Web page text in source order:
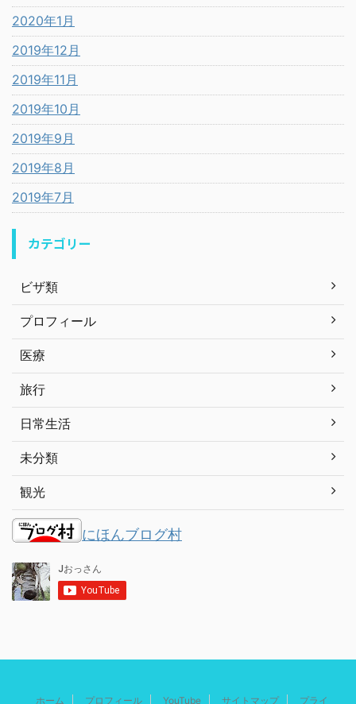
2020年1月
2019年12月
2019年11月
2019年10月
2019年9月
2019年8月
2019年7月
カテゴリー
ビザ類
プロフィール
医療
旅行
日常生活
未分類
観光
にほんブログ村
ホーム プロフィール YouTube サイトマップ プライ